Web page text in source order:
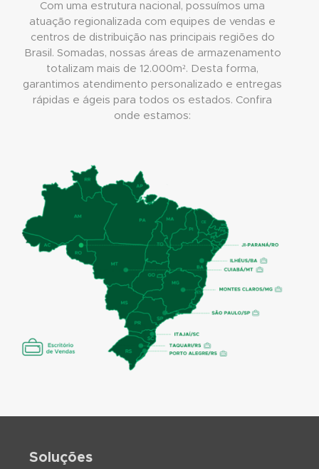
Com uma estrutura nacional, possuímos uma
atuação regionalizada com equipes de vendas e
centros de distribuição nas principais regiões do
Brasil. Somadas, nossas áreas de armazenamento
totalizam mais de 12.000m². Desta forma,
garantimos atendimento personalizado e entregas
rápidas e ágeis para todos os estados. Confira
onde estamos:
Soluções